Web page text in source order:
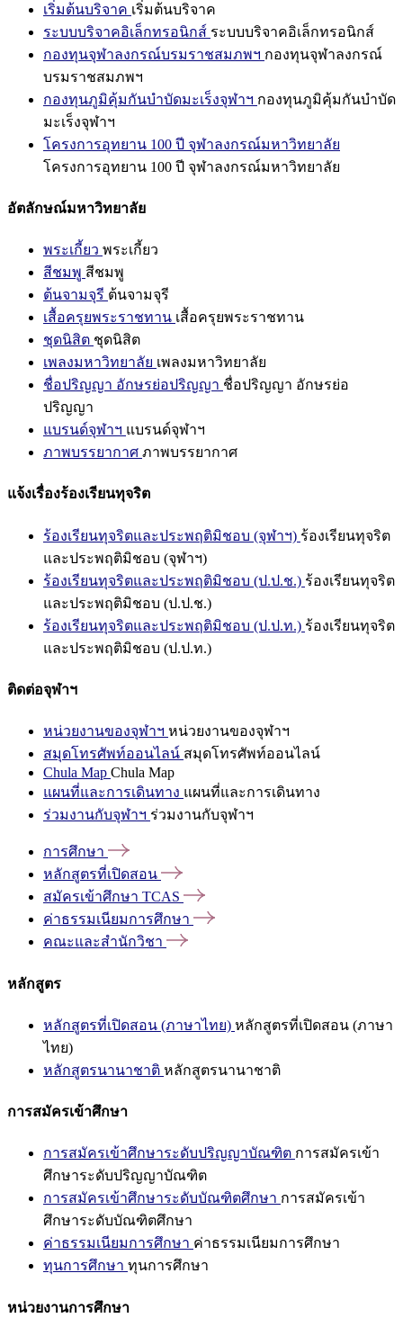
เริ่มต้นบริจาค เริ่มต้นบริจาค
ระบบบริจาคอิเล็กทรอนิกส์ ระบบบริจาคอิเล็กทรอนิกส์
กองทุนจุฬาลงกรณ์บรมราชสมภพฯ กองทุนจุฬาลงกรณ์
บรมราชสมภพฯ
กองทุนภูมิคุ้มกันบำบัดมะเร็งจุฬาฯ กองทุนภูมิคุ้มกันบำบัด
มะเร็งจุฬาฯ
โครงการอุทยาน 100 ปี จุฬาลงกรณ์มหาวิทยาลัย
โครงการอุทยาน 100 ปี จุฬาลงกรณ์มหาวิทยาลัย
อัตลักษณ์มหาวิทยาลัย
พระเกี้ยว พระเกี้ยว
สีชมพู สีชมพู
ต้นจามจุรี ต้นจามจุรี
เสื้อครุยพระราชทาน เสื้อครุยพระราชทาน
ชุดนิสิต ชุดนิสิต
เพลงมหาวิทยาลัย เพลงมหาวิทยาลัย
ชื่อปริญญา อักษรย่อปริญญา ชื่อปริญญา อักษรย่อ
ปริญญา
แบรนด์จุฬาฯ แบรนด์จุฬาฯ
ภาพบรรยากาศ ภาพบรรยากาศ
แจ้งเรื่องร้องเรียนทุจริต
ร้องเรียนทุจริตและประพฤติมิชอบ (จุฬาฯ) ร้องเรียนทุจริต
และประพฤติมิชอบ (จุฬาฯ)
ร้องเรียนทุจริตและประพฤติมิชอบ (ป.ป.ช.) ร้องเรียนทุจริต
และประพฤติมิชอบ (ป.ป.ช.)
ร้องเรียนทุจริตและประพฤติมิชอบ (ป.ป.ท.) ร้องเรียนทุจริต
และประพฤติมิชอบ (ป.ป.ท.)
ติดต่อจุฬาฯ
หน่วยงานของจุฬาฯ หน่วยงานของจุฬาฯ
สมุดโทรศัพท์ออนไลน์ สมุดโทรศัพท์ออนไลน์
Chula Map Chula Map
แผนที่และการเดินทาง แผนที่และการเดินทาง
ร่วมงานกับจุฬาฯ ร่วมงานกับจุฬาฯ
การศึกษา
หลักสูตรที่เปิดสอน
สมัครเข้าศึกษา TCAS
ค่าธรรมเนียมการศึกษา
คณะและสำนักวิชา
หลักสูตร
หลักสูตรที่เปิดสอน (ภาษาไทย) หลักสูตรที่เปิดสอน (ภาษา
ไทย)
หลักสูตรนานาชาติ หลักสูตรนานาชาติ
การสมัครเข้าศึกษา
การสมัครเข้าศึกษาระดับปริญญาบัณฑิต การสมัครเข้า
ศึกษาระดับปริญญาบัณฑิต
การสมัครเข้าศึกษาระดับบัณฑิตศึกษา การสมัครเข้า
ศึกษาระดับบัณฑิตศึกษา
ค่าธรรมเนียมการศึกษา ค่าธรรมเนียมการศึกษา
ทุนการศึกษา ทุนการศึกษา
หน่วยงานการศึกษา